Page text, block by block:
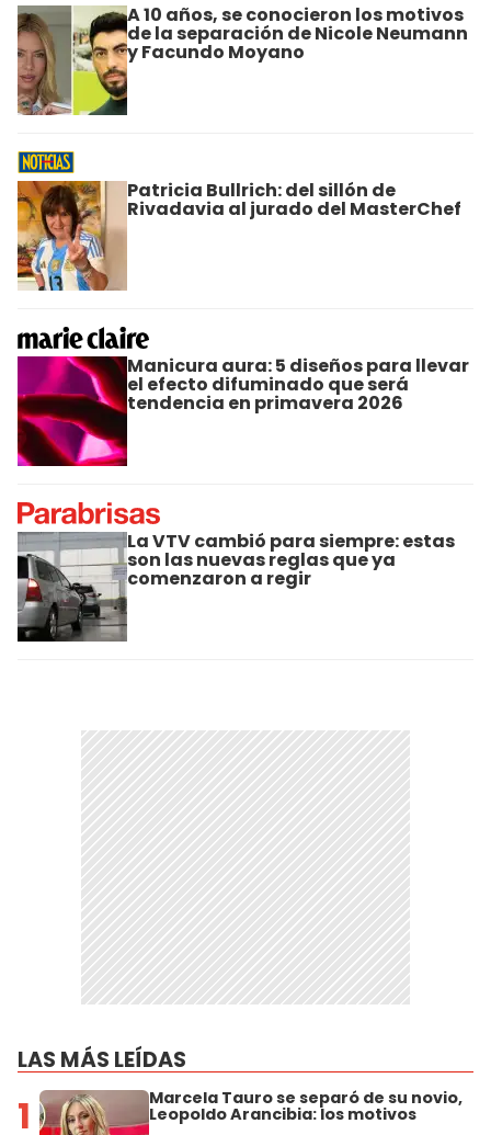
A 10 años, se conocieron los motivos
de la separación de Nicole Neumann
y Facundo Moyano
Patricia Bullrich: del sillón de
Rivadavia al jurado del MasterChef
Manicura aura: 5 diseños para llevar
el efecto difuminado que será
tendencia en primavera 2026
La VTV cambió para siempre: estas
son las nuevas reglas que ya
comenzaron a regir
LAS MÁS LEÍDAS
1 Marcela Tauro se separó de su novio,
Leopoldo Arancibia: los motivos